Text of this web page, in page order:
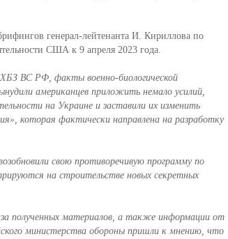
генерал-лейтенанта И. Кириллова по
США к 9 апреля 2023 года.
ВС РФ, факты военно-биологической
американцев приложить немало усилий,
на Украине и заставили их изменить
которая фактически направлена на разработку
свою противоречивую программу по
на строительстве новых секретных
полученных материалов, а также информации от
министерства обороны пришли к мнению, что